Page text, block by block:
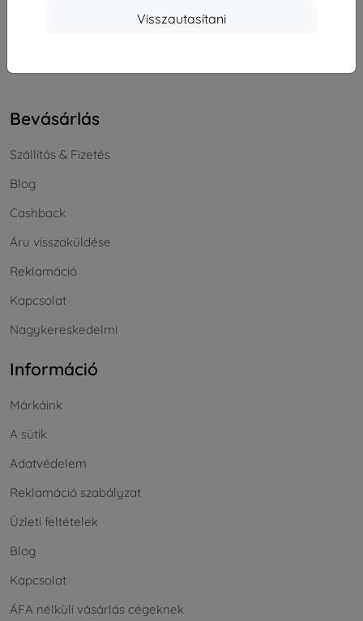
Visszautasítani
Bevásárlás
Szállítás & Fizetés
Blog
Cashback
Áru visszaküldése
Reklamáció
Kapcsolat
Nagykereskedelmi
Információ
Márkáink
A sütik
Adatvédelem
Reklamáció szabályzat
Üzleti feltételek
Blog
Kapcsolat
ÁFA nélküli vásárlás cégeknek